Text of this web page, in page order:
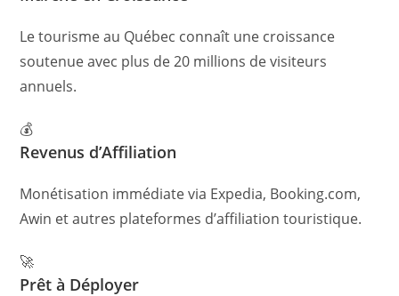
Le tourisme au Québec connaît une croissance
soutenue avec plus de 20 millions de visiteurs
annuels.
💰
Revenus d’Affiliation
Monétisation immédiate via Expedia, Booking.com,
Awin et autres plateformes d’affiliation touristique.
🚀
Prêt à Déployer